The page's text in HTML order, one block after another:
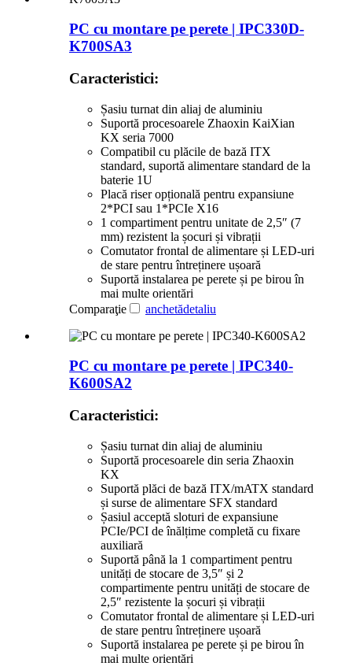
PC cu montare pe perete | IPC330D-
K700SA3
Caracteristici:
Șasiu turnat din aliaj de aluminiu
Suportă procesoarele Zhaoxin KaiXian
KX seria 7000
Compatibil cu plăcile de bază ITX
standard, suportă alimentare standard de la
baterie 1U
Placă riser opțională pentru expansiune
2*PCI sau 1*PCIe X16
1 compartiment pentru unitate de 2,5″ (7
mm) rezistent la șocuri și vibrații
Comutator frontal de alimentare și LED-uri
de stare pentru întreținere ușoară
Suportă instalarea pe perete și pe birou în
mai multe orientări
Comparaţie
anchetădetaliu
PC cu montare pe perete | IPC340-
K600SA2
Caracteristici:
Șasiu turnat din aliaj de aluminiu
Suportă procesoarele din seria Zhaoxin
KX
Suportă plăci de bază ITX/mATX standard
și surse de alimentare SFX standard
Șasiul acceptă sloturi de expansiune
PCIe/PCI de înălțime completă cu fixare
auxiliară
Suportă până la 1 compartiment pentru
unități de stocare de 3,5″ și 2
compartimente pentru unități de stocare de
2,5″ rezistente la șocuri și vibrații
Comutator frontal de alimentare și LED-uri
de stare pentru întreținere ușoară
Suportă instalarea pe perete și pe birou în
mai multe orientări